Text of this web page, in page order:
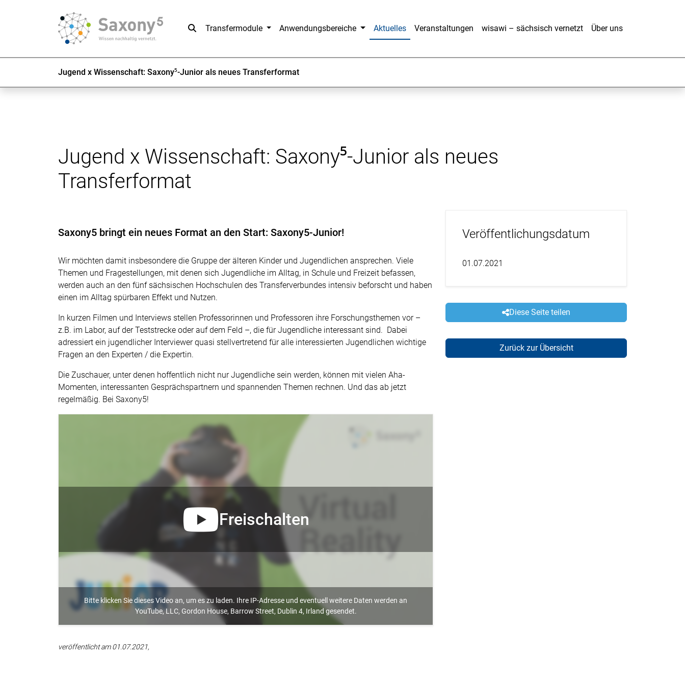
SucheTransfermodule Anwendungsbereiche Aktuelles Veranstaltungen wisawi – sächsisch vernetzt Über uns
Jugend x Wissenschaft: Saxony⁵-Junior als neues Transferformat
Jugend x Wissenschaft: Saxony⁵-Junior als neues
Transferformat
Saxony5 bringt ein neues Format an den Start: Saxony5-Junior!
Wir möchten damit insbesondere die Gruppe der älteren Kinder und Jugendlichen ansprechen. Viele
Themen und Fragestellungen, mit denen sich Jugendliche im Alltag, in Schule und Freizeit befassen,
werden auch an den fünf sächsischen Hochschulen des Transferverbundes intensiv beforscht und haben
einen im Alltag spürbaren Effekt und Nutzen.
In kurzen Filmen und Interviews stellen Professorinnen und Professoren ihre Forschungsthemen vor –
z.B. im Labor, auf der Teststrecke oder auf dem Feld –, die für Jugendliche interessant sind. Dabei
adressiert ein jugendlicher Interviewer quasi stellvertretend für alle interessierten Jugendlichen wichtige
Fragen an den Experten / die Expertin.
Die Zuschauer, unter denen hoffentlich nicht nur Jugendliche sein werden, können mit vielen Aha-
Momenten, interessanten Gesprächspartnern und spannenden Themen rechnen. Und das ab jetzt
regelmäßig. Bei Saxony5!
Freischalten
Bitte klicken Sie dieses Video an, um es zu laden. Ihre IP-Adresse und eventuell weitere Daten werden an
YouTube, LLC, Gordon House, Barrow Street, Dublin 4, Irland gesendet.
veröffentlicht am 01.07.2021,
Veröffentlichungsdatum
01.07.2021
Diese Seite teilen
Zurück zur Übersicht